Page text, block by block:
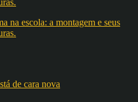
na escola: a montagem e seus